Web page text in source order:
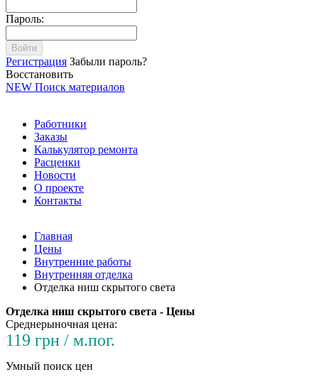
Пароль:
Войти
Регистрация Забыли пароль?
Восстановить
NEW Поиск материалов
Работники
Заказы
Калькулятор ремонта
Расценки
Новости
О проекте
Контакты
Главная
Цены
Внутренние работы
Внутренняя отделка
Отделка ниш скрытого света
Отделка ниш скрытого света - Цены
Среднерыночная цена:
119 грн / м.пог.
Умный поиск цен